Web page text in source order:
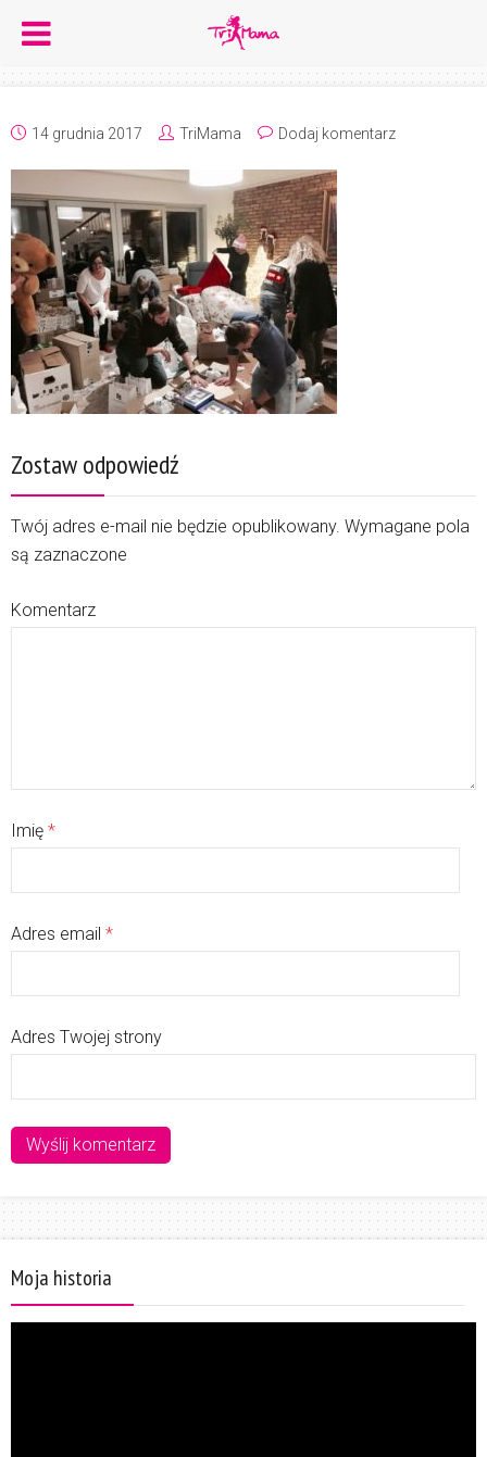
14 grudnia 2017 TriMama Dodaj komentarz
Zostaw odpowiedź
Twój adres e-mail nie będzie opublikowany. Wymagane pola
są zaznaczone
Komentarz
Imię *
Adres email *
Adres Twojej strony
Moja historia